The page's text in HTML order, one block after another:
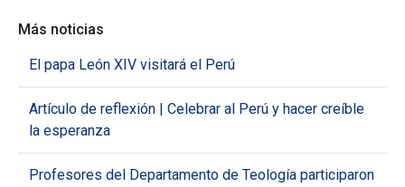
Más noticias
El papa León XIV visitará el Perú
Artículo de reflexión | Celebrar al Perú y hacer creíble
la esperanza
Profesores del Departamento de Teología participaron